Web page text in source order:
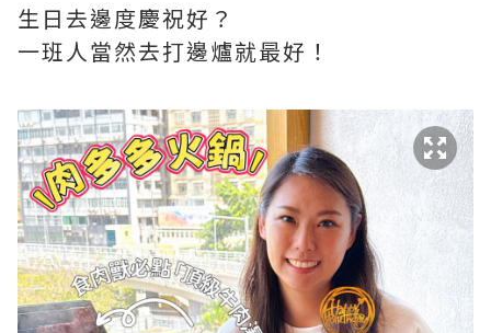
生日去邊度慶祝好？
一班人當然去打邊爐就最好！